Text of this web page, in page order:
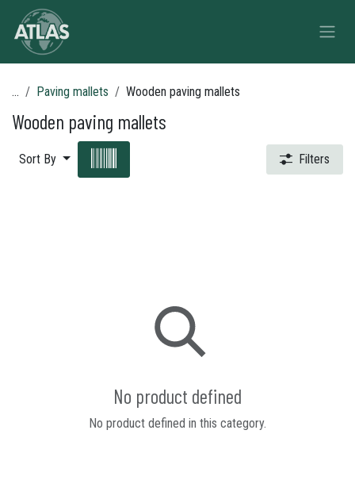
Skip to Content
... Paving mallets Wooden paving mallets
Wooden paving mallets
Sort By Filters
No product defined
No product defined in this category.